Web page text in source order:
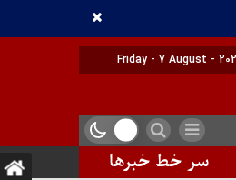
سر خط خبرها
دومین شماره از ماهنامه الکترونیک